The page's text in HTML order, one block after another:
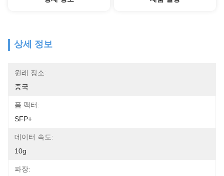
상세 정보
원래 장소:
중국
폼 팩터:
SFP+
데이터 속도:
10g
파장: